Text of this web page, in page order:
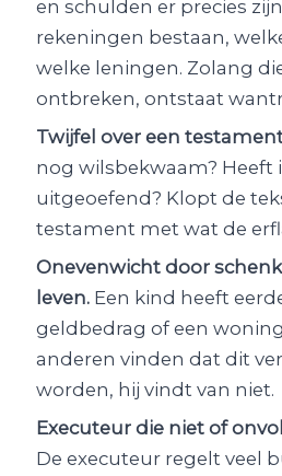
en schulden er precies
rekeningen bestaan,
welke leningen. Zolang
ontbreken, ontstaat
Twijfel over een
nog wilsbekwaam? Heeft
uitgeoefend? Klopt de
testament met wat de
Onevenwicht door
leven. Een kind heeft
geldbedrag of een
anderen vinden dat dit
worden, hij vindt van niet.
Executeur die niet of
De executeur regelt veel